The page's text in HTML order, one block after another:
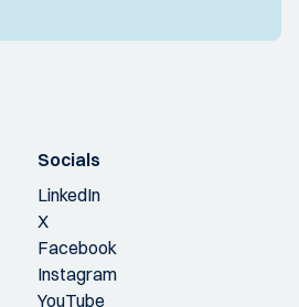
Socials
LinkedIn
X
Facebook
Instagram
YouTube